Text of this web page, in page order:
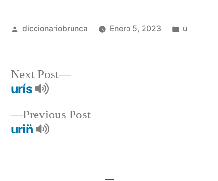
diccionariobrunca Enero 5, 2023 u
Previous Post
urin̈
Next Post
urís